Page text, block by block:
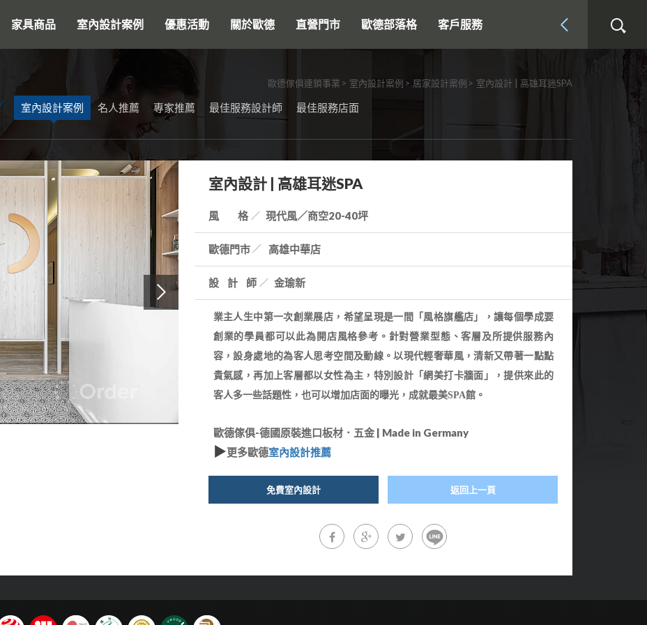
家具商品 室內設計案例 優惠活動 關於歐德 直營門市 歐德部落格 客戶服務
搜尋
歐德傢俱連鎖事業 室內設計案例 居家設計案例 室內設計 | 高雄耳迷SPA
室內設計案例 名人推薦 專家推薦 最佳服務設計師 最佳服務店面
室內設計 | 高雄耳迷SPA
風 格 現代風／商空20-40坪
歐德門市 高雄中華店
設計師 金瑜新
業主人生中第一次創業展店，希望呈現是一間「風格旗艦店」，讓每個學成要
創業的學員都可以此為開店風格參考。針對營業型態、客層及所提供服務內
容，設身處地的為客人思考空間及動線。以現代輕奢華風，清新又帶著一點點
貴氣感，再加上客層都以女性為主，特別設計「網美打卡牆面」，提供來此的
客人多一些話題性，也可以增加店面的曝光，成就最美SPA館。
歐德傢俱-德國原裝進口板材．五金 | Made in Germany
▶更多歐德室內設計推薦
免費室內設計 返回上一頁